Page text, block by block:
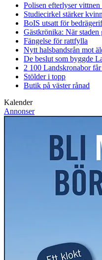
Polisen efterlyser vittnen
Studiecirkel stärker
BoIS utsatt för
Gästkrönika: När staden
Fängelse för rattfylla
Nytt halsbandsrån mot
De beslut som byggde
2 100 Landskronabor
Stölder i topp
Butik på väster rånad
Kalender
Annonser